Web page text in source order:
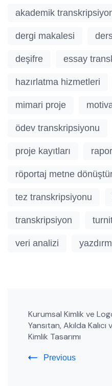
akademik
dergi makalesi
deşifre essay
hazırlatma hizmetleri
mimari proje
ödev transkripsiyonu
proje kayıtları
röportaj metne
tez transkripsiyonu
transkripsiyon
veri analizi
Navigation
Kurumsal Kimlik ve
Yansıtan, Akılda
Kimlik Tasarımı
Previous